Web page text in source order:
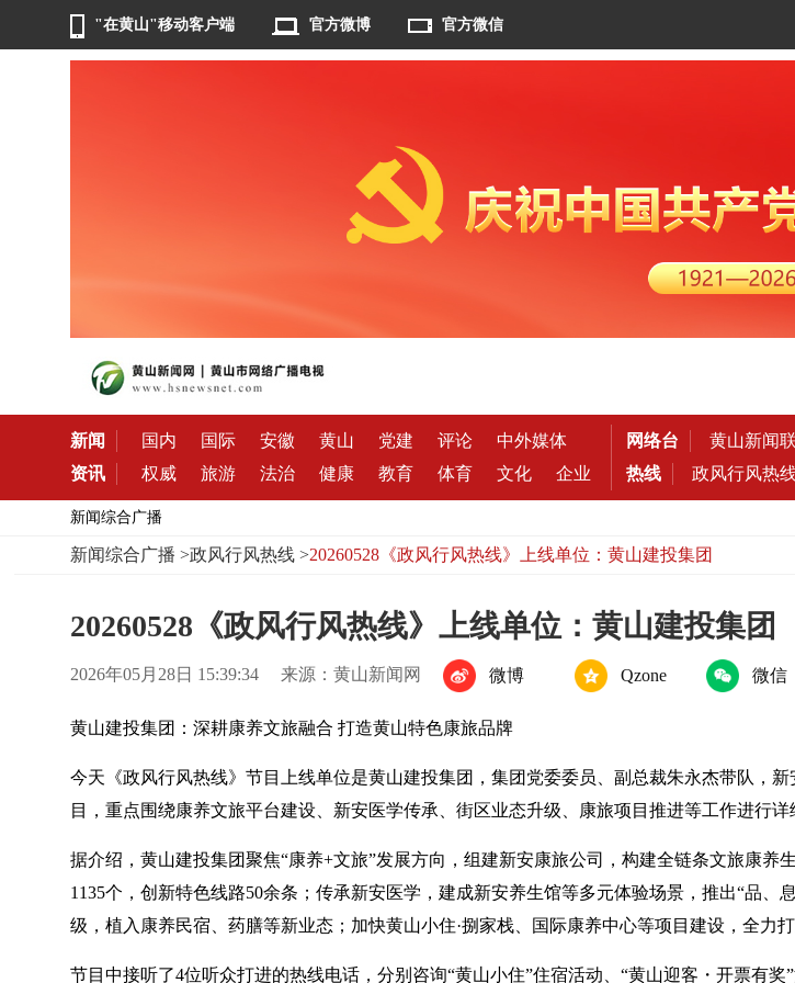
"在黄山"移动客户端 官方微博 官方微信
新闻 国内 国际 安徽 黄山 党建 评论
中外媒体
资讯
权威 旅游 法治 健康 教育 体育 文化 企业
网络台 黄山新闻
热线
政风行风热
新闻综合广播
新闻综合广播 >政风行风热线>20260528《政风行风热线》上线单位：黄山建投集团
20260528《政风行风热线》上线单位：黄山建投集团
2026年05月28日 15:39:34 来源：黄山新闻网 微博 Qzone 微信
黄山建投集团：深耕康养文旅融合 打造黄山特色康旅品牌
今天《政风行风热线》节目上线单位是黄山建投集团，集团党委委员、副总裁朱永杰带队，
目，重点围绕康养文旅平台建设、新安医学传承、街区业态升级、康旅项目推进等工作进行详
据介绍，黄山建投集团聚焦“康养+文旅”发展方向，组建新安康旅公司，构建全链条文旅康
1135个，创新特色线路50余条；传承新安医学，建成新安养生馆等多元体验场景，推出“品
级，植入康养民宿、药膳等新业态；加快黄山小住·捌家栈、国际康养中心等项目建设，全力
节目中接听了4位听众打进的热线电话，分别咨询“黄山小住”住宿活动、“黄山迎客・开票有